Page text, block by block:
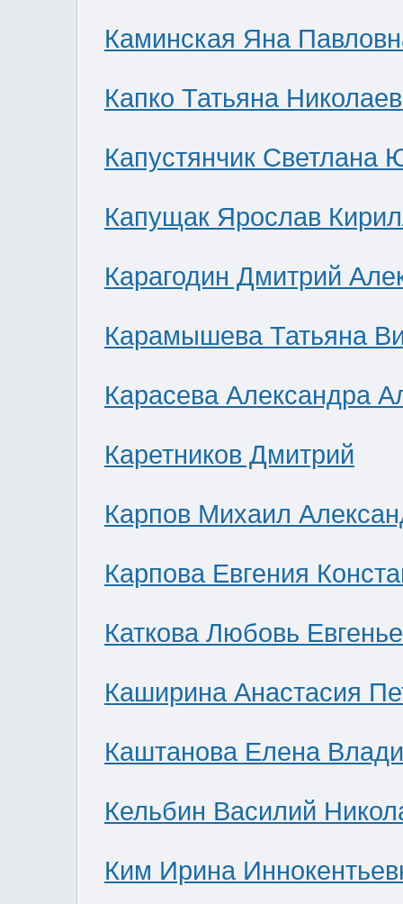
Каминская Яна
Капко Татьяна
Капустянчик Светлана
Капущак Ярослав
Карагодин Дмитрий
Карамышева Татьяна
Карасева Александра
Каретников Дмитрий
Карпов Михаил
Карпова Евгения
Каткова Любовь
Каширина Анастасия
Каштанова Елена
Кельбин Василий
Ким Ирина